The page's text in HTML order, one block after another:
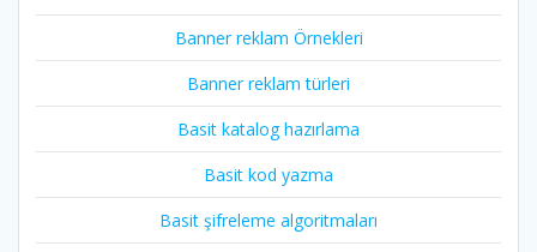
Banner reklam Örnekleri
Banner reklam türleri
Basit katalog hazırlama
Basit kod yazma
Basit şifreleme algoritmaları